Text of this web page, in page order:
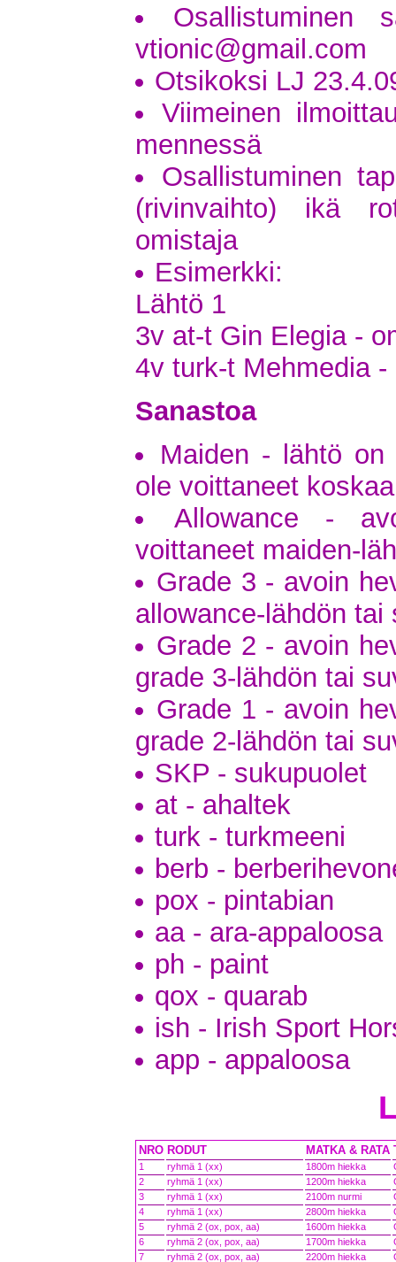
Osallistuminen
vtionic@gmail.com
Otsikoksi LJ
Viimeinen
mennessä
Osallistuminen
(rivinvaihto) ikä
omistaja
Esimerkki:
Lähtö 1
3v at-t Gin Elegia -
4v turk-t Mehmedia -
Sanastoa
Maiden - lähtö
ole voittaneet
Allowance -
voittaneet maiden-
Grade 3 - avoin
allowance-lähdön tai
Grade 2 - avoin
grade 3-lähdön tai
Grade 1 - avoin
grade 2-lähdön tai
SKP - sukupuolet
at - ahaltek
turk - turkmeeni
berb -
pox - pintabian
aa - ara-appaloosa
ph - paint
qox - quarab
ish - Irish Sport
app - appaloosa
NRO RODUT MATKA & RATA
1 ryhmä 1 (xx) 1800m hiekka
2
ryhmä 1 (xx) 1200m hiekka
3
ryhmä 1 (xx) 2100m nurmi
4
ryhmä 1 (xx) 2800m hiekka
5
ryhmä 2 (ox, pox, aa) 1600m hiekka
6
ryhmä 2 (ox, pox, aa) 1700m hiekka
7
ryhmä 2 (ox, pox, aa) 2200m hiekka